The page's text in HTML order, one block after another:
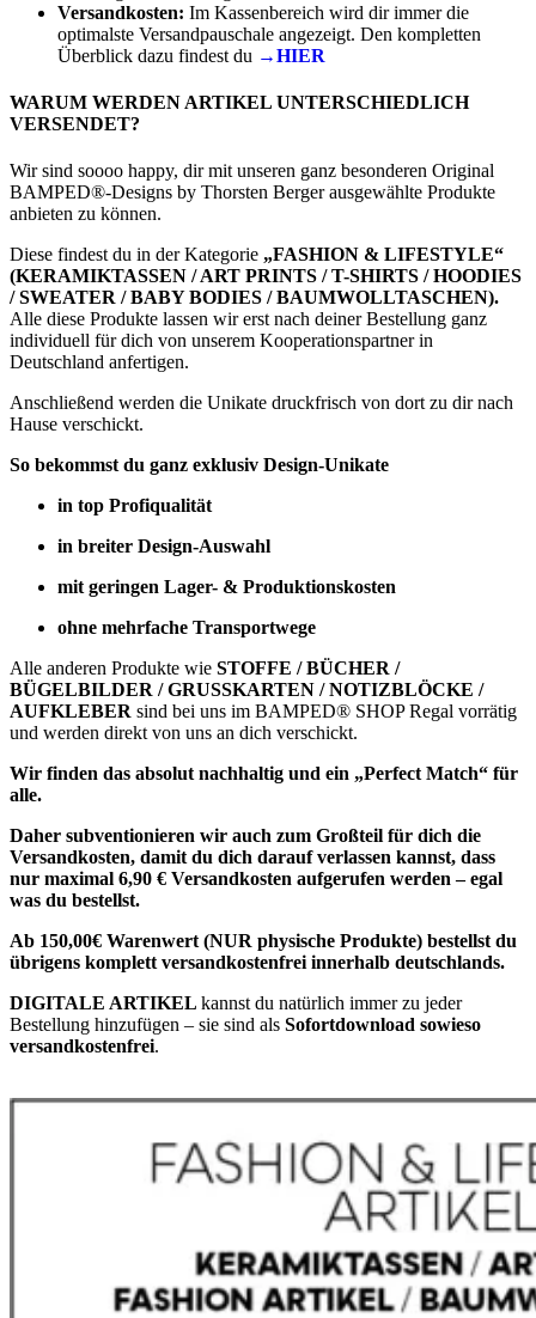
Versandkosten: Im Kassenbereich wird dir immer die
optimalste Versandpauschale angezeigt. Den kompletten
Überblick dazu findest du →HIER
WARUM WERDEN ARTIKEL UNTERSCHIEDLICH
VERSENDET?
Wir sind soooo happy, dir mit unseren ganz besonderen Original
BAMPED®-Designs by Thorsten Berger ausgewählte Produkte
anbieten zu können.
Diese findest du in der Kategorie „FASHION & LIFESTYLE“
(KERAMIKTASSEN / ART PRINTS / T-SHIRTS / HOODIES
/ SWEATER / BABY BODIES / BAUMWOLLTASCHEN).
Alle diese Produkte lassen wir erst nach deiner Bestellung ganz
individuell für dich von unserem Kooperationspartner in
Deutschland anfertigen.
Anschließend werden die Unikate druckfrisch von dort zu dir nach
Hause verschickt.
So bekommst du ganz exklusiv Design-Unikate
in top Profiqualität
in breiter Design-Auswahl
mit geringen Lager- & Produktionskosten
ohne mehrfache Transportwege
Alle anderen Produkte wie STOFFE / BÜCHER /
BÜGELBILDER / GRUSSKARTEN / NOTIZBLÖCKE /
AUFKLEBER sind bei uns im BAMPED® SHOP Regal vorrätig
und werden direkt von uns an dich verschickt.
Wir finden das absolut nachhaltig und ein „Perfect Match“ für
alle.
Daher subventionieren wir auch zum Großteil für dich die
Versandkosten, damit du dich darauf verlassen kannst, dass
nur maximal 6,90 € Versandkosten aufgerufen werden – egal
was du bestellst.
Ab 150,00€ Warenwert (NUR physische Produkte) bestellst du
übrigens komplett versandkostenfrei innerhalb deutschlands.
DIGITALE ARTIKEL kannst du natürlich immer zu jeder
Bestellung hinzufügen – sie sind als Sofortdownload sowieso
versandkostenfrei.